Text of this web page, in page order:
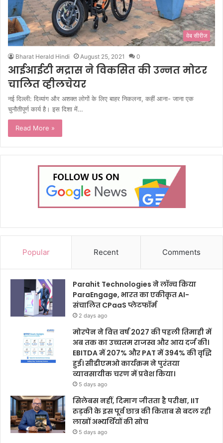
वेब सीरीज
Bharat Herald Hindi August 25, 2021 0
आईआईटी मद्रास ने विकसित की उन्नत मोटर
चालित व्हीलचेयर
नई दिल्ली: दिव्यांग और अशक्त लोगों के लिए बाहर निकलना, कहीं आना- जाना एक
चुनौतीपूर्ण कार्य है। इस दिशा में…
Read More »
Popular Recent Comments
Parahit Technologies ने लॉन्च किया
ParaEngage, भारत का एकीकृत AI-
संचालित CPaaS प्लेटफॉर्म
2 days ago
मोरपेन ने वित्त वर्ष 2027 की पहली तिमाही में
अब तक का उच्चतम राजस्व और आय दर्ज की।
EBITDA में 207% और PAT में 394% की वृद्धि
हुई। सीडीएमओ कार्यक्रम ने पुरंतया
व्यावसायीक चरण में प्रवेश किया।
5 days ago
सिलेबस नहीं, दिमाग जीतता है परीक्षा, IIT
रुड़की के इस पूर्व छात्र की किताब से बदल रही
लाखों अभ्यर्थियों की सोच
5 days ago